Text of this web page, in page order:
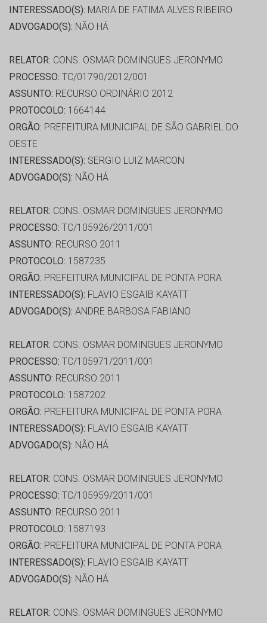
INTERESSADO(S): MARIA DE FATIMA ALVES RIBEIRO
ADVOGADO(S): NÃO HÁ
RELATOR: CONS. OSMAR DOMINGUES JERONYMO
PROCESSO: TC/01790/2012/001
ASSUNTO: RECURSO ORDINÁRIO 2012
PROTOCOLO: 1664144
ORGÃO: PREFEITURA MUNICIPAL DE SÃO GABRIEL DO
OESTE
INTERESSADO(S): SERGIO LUIZ MARCON
ADVOGADO(S): NÃO HÁ
RELATOR: CONS. OSMAR DOMINGUES JERONYMO
PROCESSO: TC/105926/2011/001
ASSUNTO: RECURSO 2011
PROTOCOLO: 1587235
ORGÃO: PREFEITURA MUNICIPAL DE PONTA PORA
INTERESSADO(S): FLAVIO ESGAIB KAYATT
ADVOGADO(S): ANDRE BARBOSA FABIANO
RELATOR: CONS. OSMAR DOMINGUES JERONYMO
PROCESSO: TC/105971/2011/001
ASSUNTO: RECURSO 2011
PROTOCOLO: 1587202
ORGÃO: PREFEITURA MUNICIPAL DE PONTA PORA
INTERESSADO(S): FLAVIO ESGAIB KAYATT
ADVOGADO(S): NÃO HÁ
RELATOR: CONS. OSMAR DOMINGUES JERONYMO
PROCESSO: TC/105959/2011/001
ASSUNTO: RECURSO 2011
PROTOCOLO: 1587193
ORGÃO: PREFEITURA MUNICIPAL DE PONTA PORA
INTERESSADO(S): FLAVIO ESGAIB KAYATT
ADVOGADO(S): NÃO HÁ
RELATOR: CONS. OSMAR DOMINGUES JERONYMO